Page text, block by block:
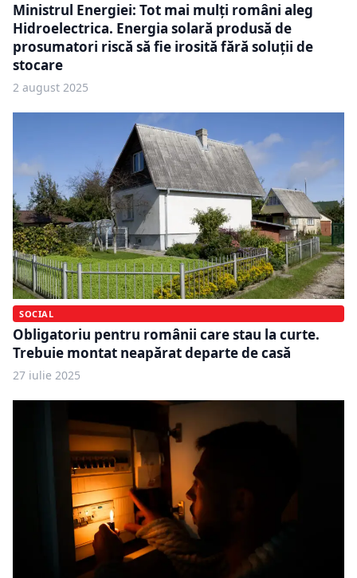
Ministrul Energiei: Tot mai mulți români aleg
Hidroelectrica. Energia solară produsă de
prosumatori riscă să fie irosită fără soluții de
stocare
2 august 2025
SOCIAL
Obligatoriu pentru românii care stau la curte.
Trebuie montat neapărat departe de casă
27 iulie 2025